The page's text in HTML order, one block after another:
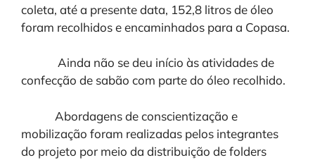
coleta, até a presente data, 152,8 litros de óleo
foram recolhidos e encaminhados para a Copasa.
Ainda não se deu início às atividades de
confecção de sabão com parte do óleo recolhido.
Abordagens de conscientização e
mobilização foram realizadas pelos integrantes
do projeto por meio da distribuição de folders